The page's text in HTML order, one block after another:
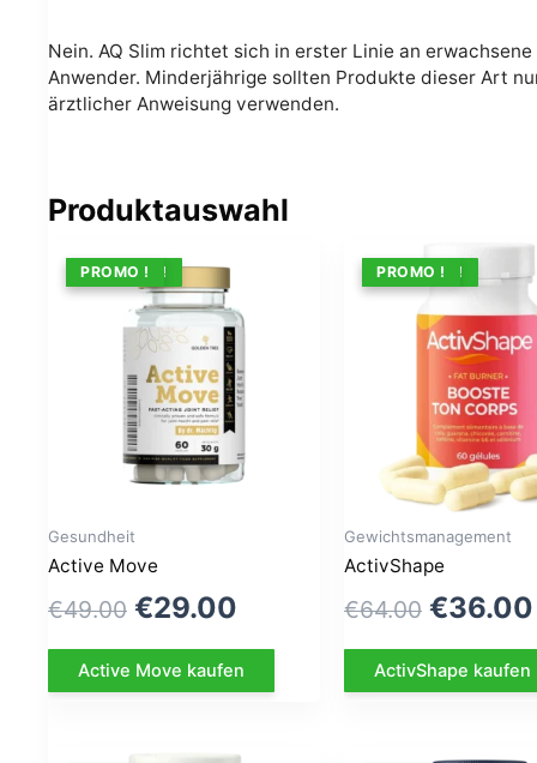
Nein. AQ Slim richtet sich in erster Linie an erwachsene
Anwender. Minderjährige sollten Produkte dieser Art
ärztlicher Anweisung verwenden.
Produktauswahl
ANGEBOT !
PROMO !
Gesundheit
Active Move
€49.00 Le
prix
initial
€49.00.
€29.00
prix
actuel
€29.00.
Active Move kaufen
ANGEBOT !
PROMO !
Gewichtsmanagement
ActivShape
€64.00 Le
prix
initial
€36.00
ActivShape kaufen